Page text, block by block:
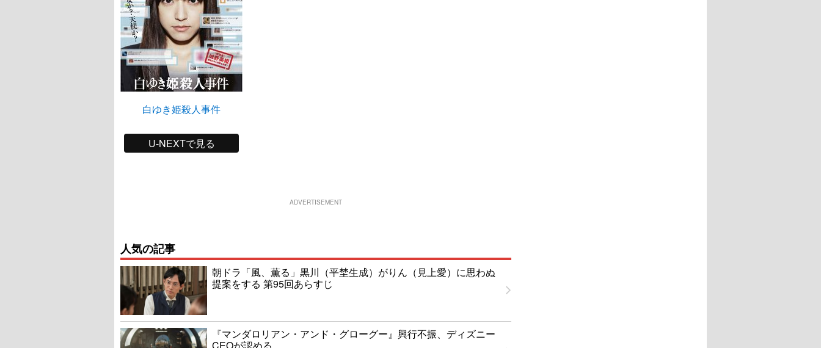
白ゆき姫殺人事件
U-NEXTで見る
ADVERTISEMENT
人気の記事
朝ドラ「風、薫る」黒川（平埜生成）がりん（見上愛）に思わぬ
提案をする 第95回あらすじ
『マンダロリアン・アンド・グローグー』興行不振、ディズニー
CEOが認める